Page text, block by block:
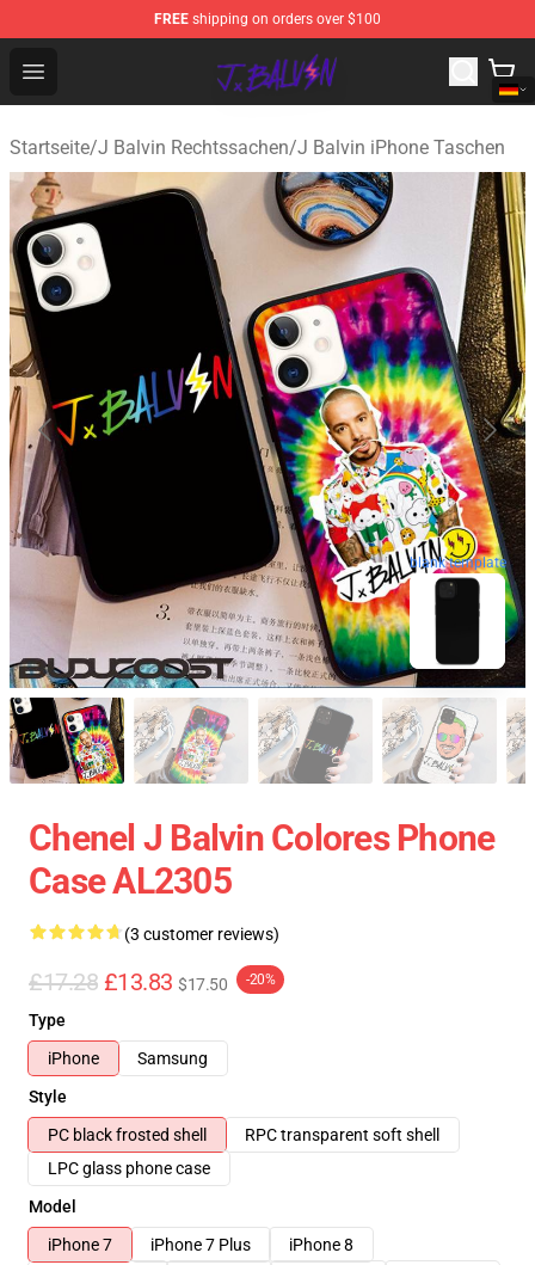
FREE shipping on orders over $100
Open menu
J Balvin Store - Official J Balvin Merchandise Shop
Startseite/J Balvin Rechtssachen/J Balvin iPhone Taschen
blank template
Chenel J Balvin Colores Phone
Case AL2305
(3 customer reviews)
£17.28 £13.83 $17.50 -20%
Type
iPhone
Samsung
Style
PC black frosted shell
RPC transparent soft shell
LPC glass phone case
Model
iPhone 7
iPhone 7 Plus
iPhone 8